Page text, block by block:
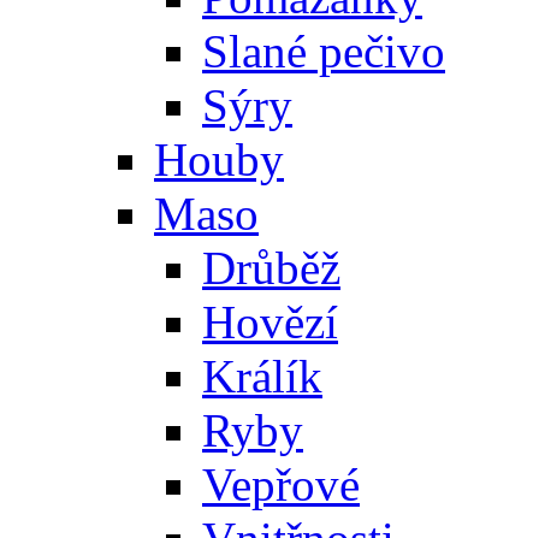
Slané pečivo
Sýry
Houby
Maso
Drůběž
Hovězí
Králík
Ryby
Vepřové